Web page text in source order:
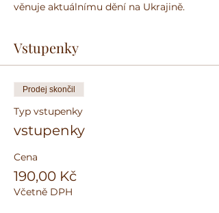
věnuje aktuálnímu dění na Ukrajině.
Vstupenky
Prodej skončil
Typ vstupenky
vstupenky
Cena
190,00 Kč
Včetně DPH